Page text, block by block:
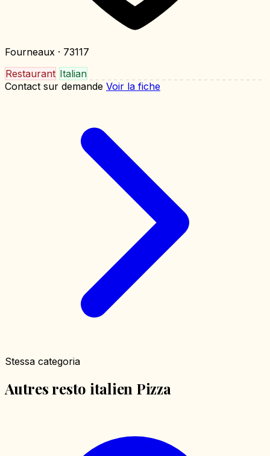
Fourneaux · 73117
Restaurant Italian
Contact sur demande Voir la fiche
Stessa categoria
Autres resto italien Pizza